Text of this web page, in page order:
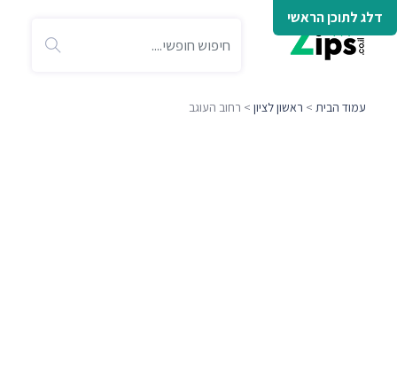
דלג לתוכן הראשי
עמוד הבית > ראשון לציון > רחוב העוגב